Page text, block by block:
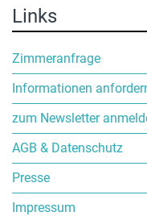
Links
Zimmeranfrage
Informationen
zum Newsletter
AGB & Datenschutz
Presse
Impressum